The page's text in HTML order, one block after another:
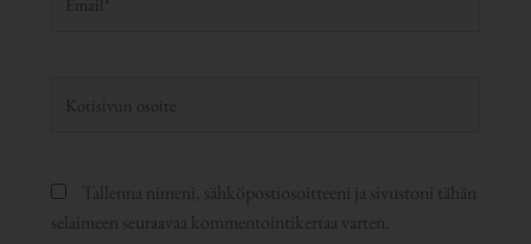
Tallenna nimeni, sähköpostiosoitteeni ja sivustoni tähän
selaimeen seuraavaa kommentointikertaa varten.